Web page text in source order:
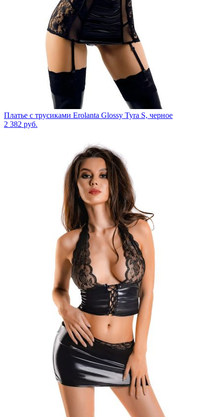
Платье с трусиками Erolanta Glossy Tyra S, черное
2 382 руб.